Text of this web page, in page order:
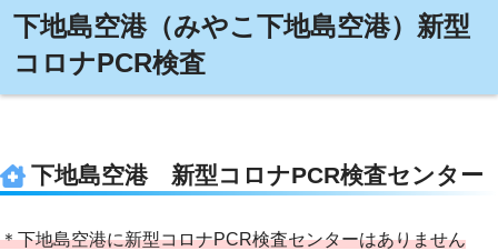
下地島空港（みやこ下地島空港）新型
コロナPCR検査
下地島空港 新型コロナPCR検査センター
＊下地島空港に新型コロナPCR検査センターはありません